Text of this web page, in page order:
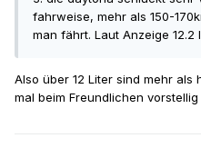
fahrweise, mehr als 150-
man fährt. Laut Anzeige 12.2
Also über 12 Liter sind mehr
mal beim Freundlichen